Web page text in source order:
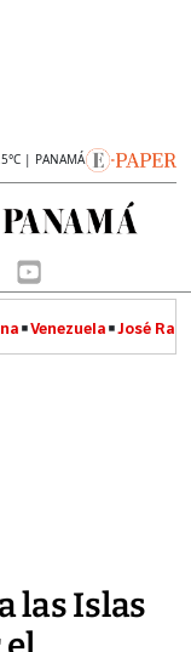
| PANAMÁ
Venezuela José
las Islas